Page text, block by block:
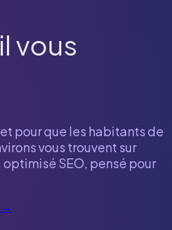
vous
pour que les habitants de
vous trouvent sur
SEO, pensé pour
→